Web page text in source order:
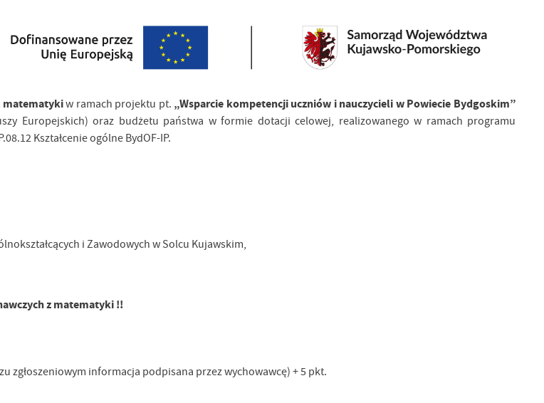
matematykiw ramach projektu pt. „Wsparcie kompetencji uczniów i nauczycieli w Powiecie Bydgoskim”
Europejskich) oraz budżetu państwa w formie dotacji celowej, realizowanego w ramach programu
Kształcenie ogólne BydOF-IP.
i Zawodowych w Solcu Kujawskim,
z matematyki !!
informacja podpisana przez wychowawcę) + 5 pkt.